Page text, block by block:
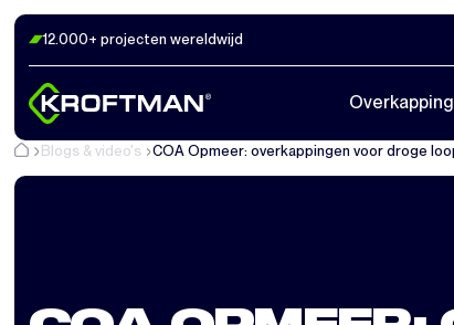
12.000+ projecten wereldwijd
Blogs & video's COA Opmeer: overkappingen voor droge